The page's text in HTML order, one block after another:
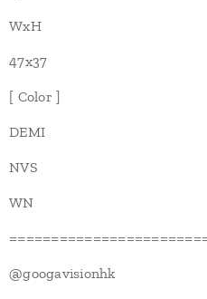
WxH
47x37
[ Color ]
DEMI
NVS
WN
@‌googavisionhk